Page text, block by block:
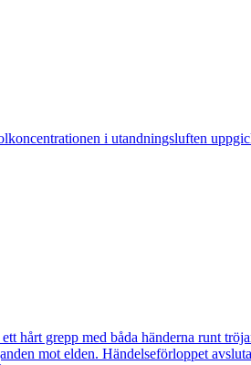
i utandningsluften
grepp med båda händerna runt
mot elden. Händelseförloppet